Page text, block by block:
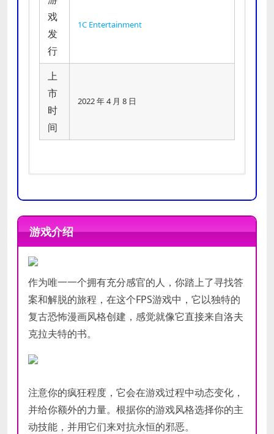
戏
发
行
1C Entertainment
上
市
时
间
2022 年 4 月 8 日
显卡:NVIDIA GeForce GTX 950
DirectX 版本:9.0c
存储空间:
需要 4 GB 可用空间
显卡:NVIDIA GeForce GTX 1050ti
存储空间:需要 4 GB 可用空间
游戏介绍
作为唯一一个拥有充分感官的人，你踏上了寻找答
案和解脱的旅程，在这个FPS游戏中，它以独特的
复古恐怖漫画风格创建，感觉就像它直接来自洛夫
克拉夫特的书。
注意你的疯狂程度，它会在游戏过程中动态变化，
并给你额外的力量。根据你的游戏风格选择你的主
动技能，并用它们来对抗永恒的邪恶。